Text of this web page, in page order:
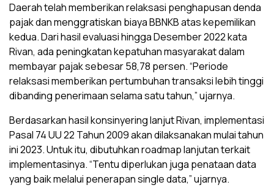
Daerah telah memberikan relaksasi penghapusan denda
pajak dan menggratiskan biaya BBNKB atas kepemilikan
kedua. Dari hasil evaluasi hingga Desember 2022 kata
Rivan, ada peningkatan kepatuhan masyarakat dalam
membayar pajak sebesar 58,78 persen. “Periode
relaksasi memberikan pertumbuhan transaksi lebih tinggi
dibanding penerimaan selama satu tahun,” ujarnya.
Berdasarkan hasil konsinyering lanjut Rivan, implementasi
Pasal 74 UU 22 Tahun 2009 akan dilaksanakan mulai tahun
ini 2023. Untuk itu, dibutuhkan roadmap lanjutan terkait
implementasinya. “Tentu diperlukan juga penataan data
yang baik melalui penerapan single data,” ujarnya.